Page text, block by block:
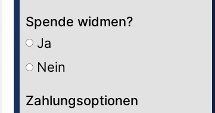
Spende widmen?
Ja
Nein
Zahlungsoptionen